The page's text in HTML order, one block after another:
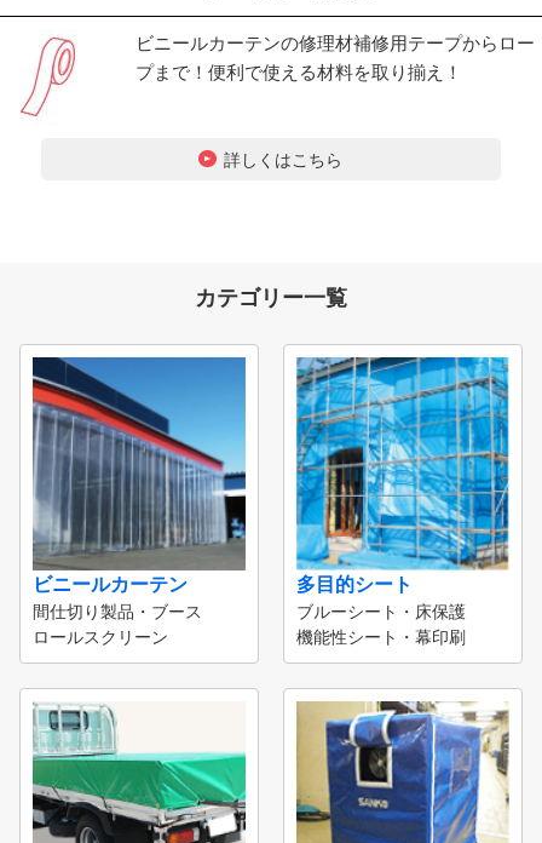
ビニールカーテンの修理材補修用テープからロー
プまで！便利で使える材料を取り揃え！
詳しくはこちら
カテゴリー一覧
ビニールカーテン
間仕切り製品・ブース
ロールスクリーン
多目的シート
ブルーシート・床保護
機能性シート・幕印刷